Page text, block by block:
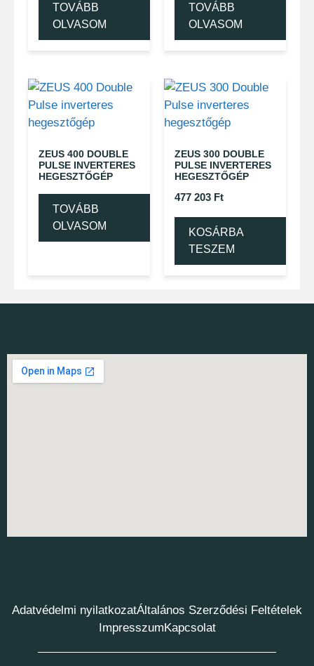
TOVÁBB
OLVASOM
TOVÁBB
OLVASOM
ZEUS 400 DOUBLE
PULSE INVERTERES
HEGESZTŐGÉP
TOVÁBB
OLVASOM
ZEUS 300 DOUBLE
PULSE INVERTERES
HEGESZTŐGÉP
477 203 Ft
KOSÁRBA
TESZEM
Adatvédelmi nyilatkozatÁltalános Szerződési Feltételek
ImpresszumKapcsolat